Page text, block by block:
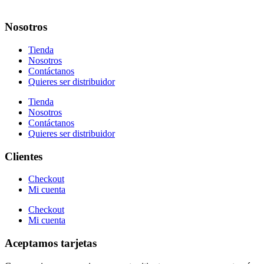
Nosotros
Tienda
Nosotros
Contáctanos
Quieres ser distribuidor
Tienda
Nosotros
Contáctanos
Quieres ser distribuidor
Clientes
Checkout
Mi cuenta
Checkout
Mi cuenta
Aceptamos tarjetas